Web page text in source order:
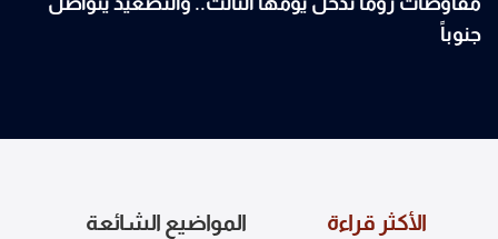
جنوباً
الأكثر قراءة المواضيع الشائعة